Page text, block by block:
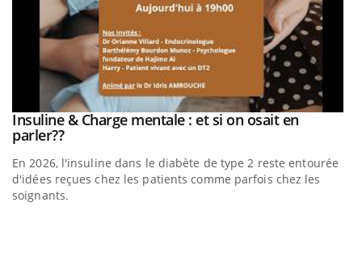
Youtube
Insuline & Charge mentale : et si on osait en
parler??Youtube
En 2026, l'insuline dans le diabète de type 2 reste entourée
d'idées reçues chez les patients comme parfois chez les
soignants.